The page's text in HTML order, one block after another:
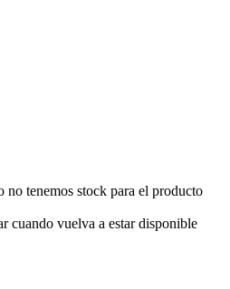
no tenemos stock para el producto
cuando vuelva a estar disponible